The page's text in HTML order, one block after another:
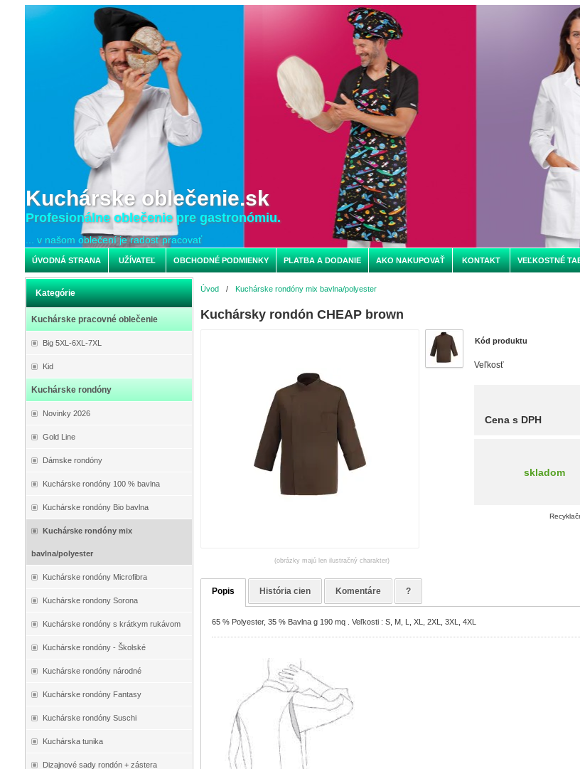
Kuchárske oblečenie.sk
Profesionálne oblečenie pre gastronómiu.
... v našom oblečení je radosť pracovať
ÚVODNÁ STRANA UŽÍVATEĽ OBCHODNÉ PODMIENKY PLATBA A DODANIE AKO NAKUPOVAŤ KONTAKT VEĽKOSTNÉ
Kategórie
Kuchárske pracovné oblečenie
Big 5XL-6XL-7XL
Kid
Kuchárske rondóny
Novinky 2026
Gold Line
Dámske rondóny
Kuchárske rondóny 100 % bavlna
Kuchárske rondóny Bio bavlna
Kuchárske rondóny mix
bavlna/polyester
Kuchárske rondóny Microfibra
Kuchárske rondony Sorona
Kuchárske rondóny s krátkym rukávom
Kuchárske rondóny - Školské
Kuchárske rondóny národné
Kuchárske rondóny Fantasy
Kuchárske rondóny Suschi
Kuchárska tunika
Dizajnové sady rondón + zástera
Úvod / Kuchárske rondóny mix bavlna/polyester
Kuchársky rondón CHEAP brown
(obrázky majú len ilustračný charakter)
Kód produktu
Veľkosť
Cena s DPH
skladom
Popis História cien Komentáre ?
65 % Polyester, 35 % Bavlna g 190 mq . Veľkosti : S, M, L, XL, 2XL, 3XL, 4XL